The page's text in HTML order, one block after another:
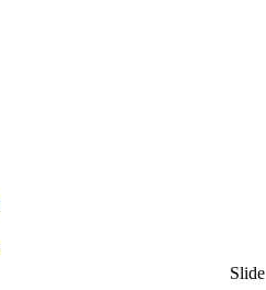
Slide